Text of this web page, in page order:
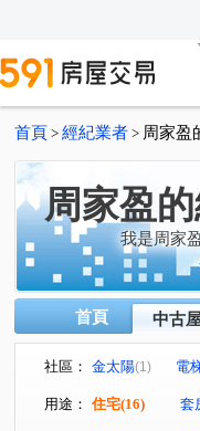
首頁 > 經紀業者 > 周家盈
周家盈
我是周家
首頁 中古
社區： 金太陽(1) 電
仁普大公園華廈
用途： 住宅(16) 套